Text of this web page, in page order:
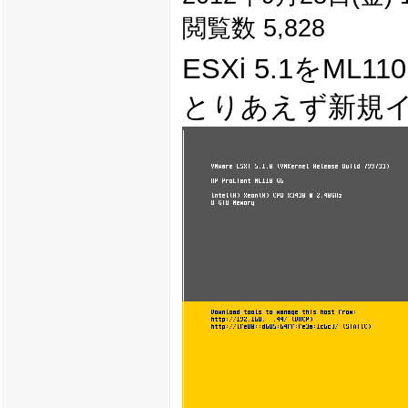
閲覧数 5,828
ESXi 5.1を
とりあえず新規